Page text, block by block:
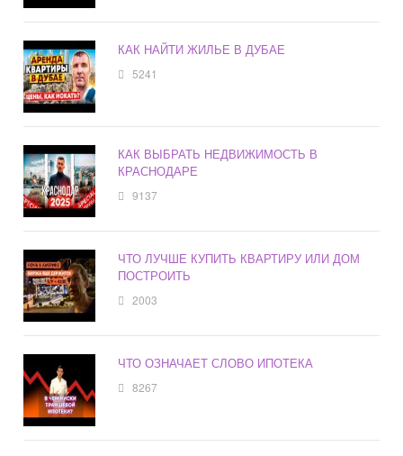
КАК НАЙТИ ЖИЛЬЕ В ДУБАЕ
5241
КАК ВЫБРАТЬ НЕДВИЖИМОСТЬ В
КРАСНОДАРЕ
9137
ЧТО ЛУЧШЕ КУПИТЬ КВАРТИРУ ИЛИ ДОМ
ПОСТРОИТЬ
2003
ЧТО ОЗНАЧАЕТ СЛОВО ИПОТЕКА
8267